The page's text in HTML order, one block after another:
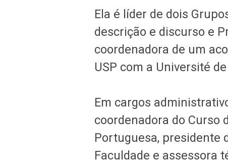
Ela é líder de dois
descrição e discurso e
coordenadora de um
USP com a Université
Em cargos
coordenadora do Curso
Portuguesa, presidente
Faculdade e assessora